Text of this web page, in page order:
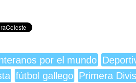
por el mundo
fútbol gallego Primera